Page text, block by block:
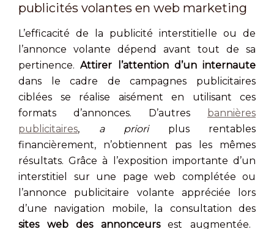
publicités volantes en web marketing
L’efficacité de la publicité interstitielle ou de
l’annonce volante dépend avant tout de sa
pertinence.Attirer l’attention d’un internaute
dans le cadre de campagnes publicitaires
ciblées se réalise aisément en utilisant ces
formats d’annonces. D’autres bannières
publicitaires, a priori plus rentables
financièrement, n’obtiennent pas les mêmes
résultats. Grâce à l’exposition importante d’un
interstitiel sur une page web complétée ou
l’annonce publicitaire volante appréciée lors
d’une navigation mobile, la consultation des
sites web des annonceurs est augmentée.